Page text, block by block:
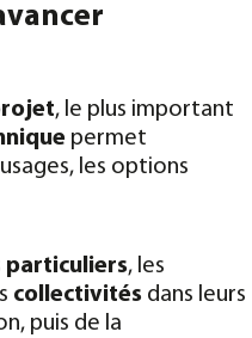
, le plus important
permet
les options
particuliers, les
collectivités dans leurs
puis de la